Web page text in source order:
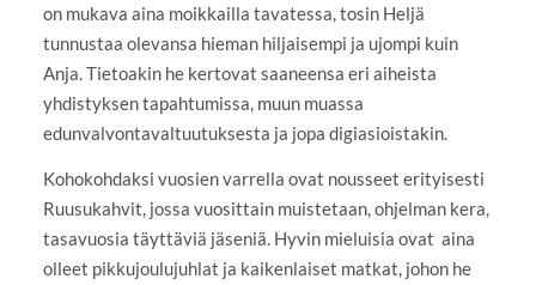
on mukava aina moikkailla tavatessa, tosin Heljä
tunnustaa olevansa hieman hiljaisempi ja ujompi kuin
Anja. Tietoakin he kertovat saaneensa eri aiheista
yhdistyksen tapahtumissa, muun muassa
edunvalvontavaltuutuksesta ja jopa digiasioistakin.
Kohokohdaksi vuosien varrella ovat nousseet erityisesti
Ruusukahvit, jossa vuosittain muistetaan, ohjelman kera,
tasavuosia täyttäviä jäseniä. Hyvin mieluisia ovat aina
olleet pikkujoulujuhlat ja kaikenlaiset matkat, johon he